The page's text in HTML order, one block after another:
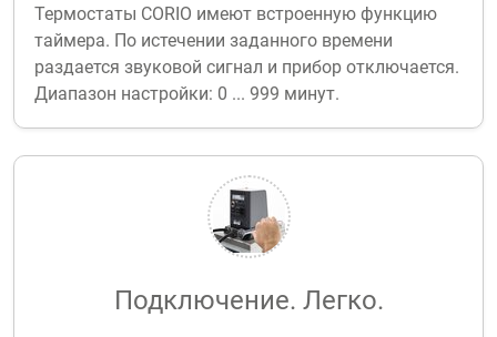
Термостаты CORIO имеют встроенную функцию
таймера. По истечении заданного времени
раздается звуковой сигнал и прибор отключается.
Диапазон настройки: 0 ... 999 минут.
Подключение. Легко.